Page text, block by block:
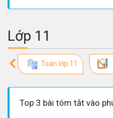
Lớp 11
Toán lớp 11
Top 3 bài tóm tắt vào